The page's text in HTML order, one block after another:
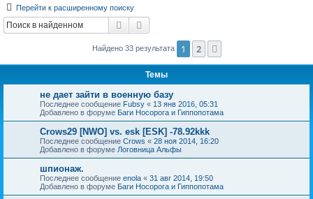
Перейти к расширенному поиску
Поиск
Найдено 33 результата 1 2
Темы
не дает зайти в военную базу
Последнее сообщение Fubsy « 13 янв 2016, 05:31
Добавлено в форуме Баги Носорога и Гиппопотама
Crows29 [NWO] vs. esk [ESK] -78.92kkk
Последнее сообщение Crows « 28 ноя 2014, 16:20
Добавлено в форуме Логовница Альфы
шпионаж.
Последнее сообщение enola « 31 авг 2014, 19:50
Добавлено в форуме Баги Носорога и Гиппопотама